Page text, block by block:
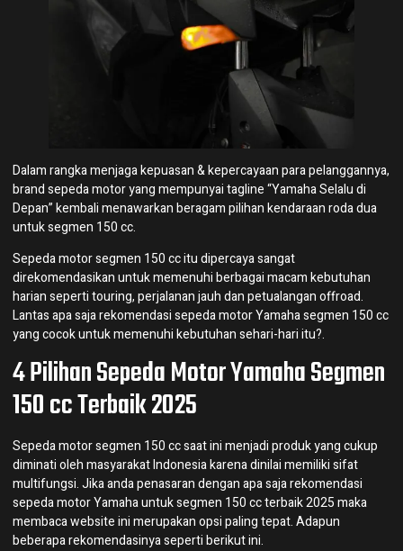
Dalam rangka menjaga kepuasan & kepercayaan para pelanggannya,
brand sepeda motor yang mempunyai tagline “Yamaha Selalu di
Depan” kembali menawarkan beragam pilihan kendaraan roda dua
untuk segmen 150 cc.
Sepeda motor segmen 150 cc itu dipercaya sangat
direkomendasikan untuk memenuhi berbagai macam kebutuhan
harian seperti touring, perjalanan jauh dan petualangan offroad.
Lantas apa saja rekomendasi sepeda motor Yamaha segmen 150 cc
yang cocok untuk memenuhi kebutuhan sehari-hari itu?.
4 Pilihan Sepeda Motor Yamaha Segmen
150 cc Terbaik 2025
Sepeda motor segmen 150 cc saat ini menjadi produk yang cukup
diminati oleh masyarakat Indonesia karena dinilai memiliki sifat
multifungsi. Jika anda penasaran dengan apa saja rekomendasi
sepeda motor Yamaha untuk segmen 150 cc terbaik 2025 maka
membaca website ini merupakan opsi paling tepat. Adapun
beberapa rekomendasinya seperti berikut ini.